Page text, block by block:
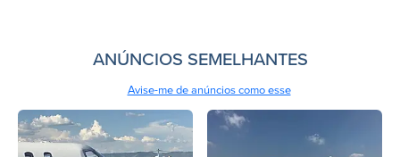
ANÚNCIOS SEMELHANTES
Avise-me de anúncios como esse